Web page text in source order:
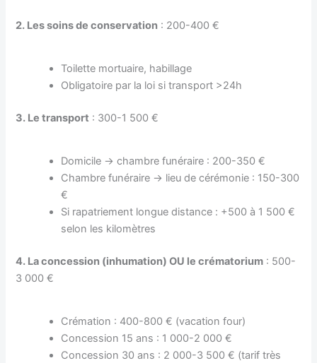
2. Les soins de conservation : 200-400 €
Toilette mortuaire, habillage
Obligatoire par la loi si transport >24h
3. Le transport : 300-1 500 €
Domicile → chambre funéraire : 200-350 €
Chambre funéraire → lieu de cérémonie : 150-300
€
Si rapatriement longue distance : +500 à 1 500 €
selon les kilomètres
4. La concession (inhumation) OU le crématorium : 500-
3 000 €
Crémation : 400-800 € (vacation four)
Concession 15 ans : 1 000-2 000 €
Concession 30 ans : 2 000-3 500 € (tarif très